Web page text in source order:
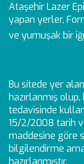
Ataşehir Lazer
yapan yerler,
ve yumuşak bir
Bu sitede yer
hazırlanmış
tedavisinde
15/2/2008 tarih
maddesine göre
bilgilendirme
hazırlanmıştır.